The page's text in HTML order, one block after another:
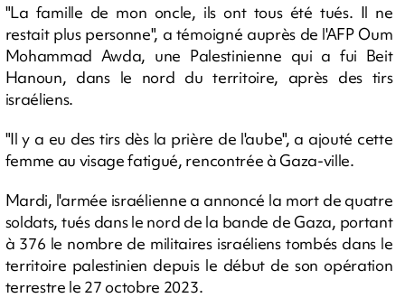
"La famille de mon oncle, ils ont tous été tués. Il ne
restait plus personne", a témoigné auprès de l'AFP Oum
Mohammad Awda, une Palestinienne qui a fui Beit
Hanoun, dans le nord du territoire, après des tirs
israéliens.
"Il y a eu des tirs dès la prière de l'aube", a ajouté cette
femme au visage fatigué, rencontrée à Gaza-ville.
Mardi, l'armée israélienne a annoncé la mort de quatre
soldats, tués dans le nord de la bande de Gaza, portant
à 376 le nombre de militaires israéliens tombés dans le
territoire palestinien depuis le début de son opération
terrestre le 27 octobre 2023.